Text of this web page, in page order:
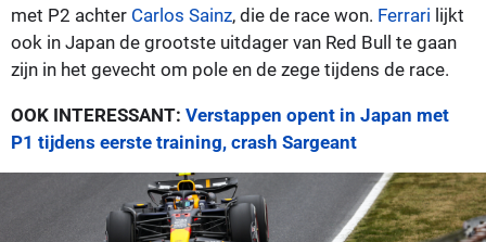
met P2 achter Carlos Sainz, die de race won. Ferrari lijkt
ook in Japan de grootste uitdager van Red Bull te gaan
zijn in het gevecht om pole en de zege tijdens de race.
OOK INTERESSANT: Verstappen opent in Japan met
P1 tijdens eerste training, crash Sargeant